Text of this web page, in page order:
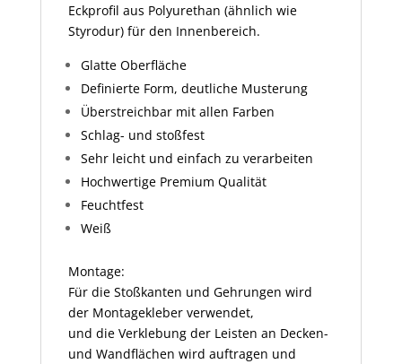
Eckprofil aus Polyurethan (ähnlich wie
Styrodur) für den Innenbereich.
Glatte Oberfläche
Definierte Form, deutliche Musterung
Überstreichbar mit allen Farben
Schlag- und stoßfest
Sehr leicht und einfach zu verarbeiten
Hochwertige Premium Qualität
Feuchtfest
Weiß
Montage:
Für die Stoßkanten und Gehrungen wird
der Montagekleber verwendet,
und die Verklebung der Leisten an Decken-
und Wandflächen wird auftragen und